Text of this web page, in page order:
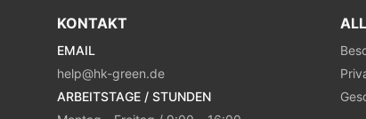
KONTAKT
EMAIL
help@hk-green.de
ARBEITSTAGE / STUNDEN